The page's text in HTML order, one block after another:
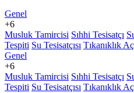
Genel
+6
Musluk Tamircisi Sıhhi Tesisatçı
Tespiti Su Tesisatçısı Tıkanıklık
Genel
+6
Musluk Tamircisi Sıhhi Tesisatçı
Tespiti Su Tesisatçısı Tıkanıklık